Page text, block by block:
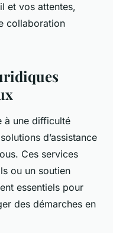
et vos attentes,
collaboration
à une difficulté
d’assistance
Ces services
ou un soutien
essentiels pour
des démarches en